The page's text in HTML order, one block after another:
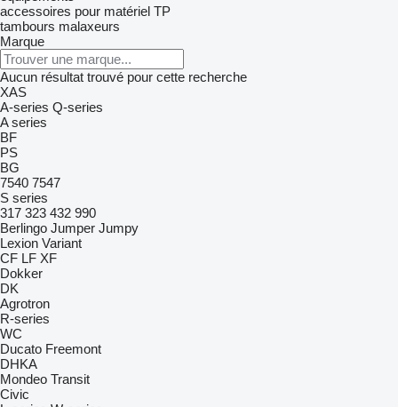
accessoires pour matériel TP
tambours malaxeurs
Marque
Aucun résultat trouvé pour cette recherche
XAS
A-series Q-series
A series
BF
PS
BG
7540 7547
S series
317 323 432 990
Berlingo Jumper Jumpy
Lexion Variant
CF LF XF
Dokker
DK
Agrotron
R-series
WC
Ducato Freemont
DHKA
Mondeo Transit
Civic